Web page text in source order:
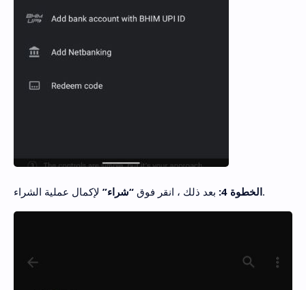
الخطوة 4: بعد ذلك ، انقر فوق “شراء” لإكمال عملية الشراء.